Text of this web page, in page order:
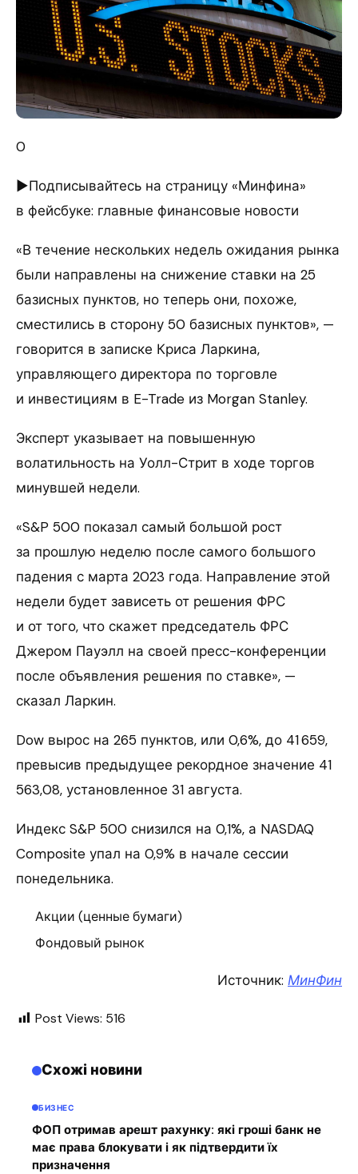
0
►Подписывайтесь на страницу «Минфина»
в фейсбуке: главные финансовые новости
«В течение нескольких недель ожидания рынка
были направлены на снижение ставки на 25
базисных пунктов, но теперь они, похоже,
сместились в сторону 50 базисных пунктов», —
говорится в записке Криса Ларкина,
управляющего директора по торговле
и инвестициям в E-Trade из Morgan Stanley.
Эксперт указывает на повышенную
волатильность на Уолл-Стрит в ходе торгов
минувшей недели.
«S&P 500 показал самый большой рост
за прошлую неделю после самого большого
падения с марта 2023 года. Направление этой
недели будет зависеть от решения ФРС
и от того, что скажет председатель ФРС
Джером Пауэлл на своей пресс-конференции
после объявления решения по ставке», —
сказал Ларкин.
Dow вырос на 265 пунктов, или 0,6%, до 41 659,
превысив предыдущее рекордное значение 41
563,08, установленное 31 августа.
Индекс S&P 500 снизился на 0,1%, а NASDAQ
Composite упал на 0,9% в начале сессии
понедельника.
Акции (ценные бумаги)
Фондовый рынок
Источник: МинФин
Post Views: 516
Схожі новини
БИЗНЕС
ФОП отримав арешт рахунку: які гроші банк не
має права блокувати і як підтвердити їх
призначення